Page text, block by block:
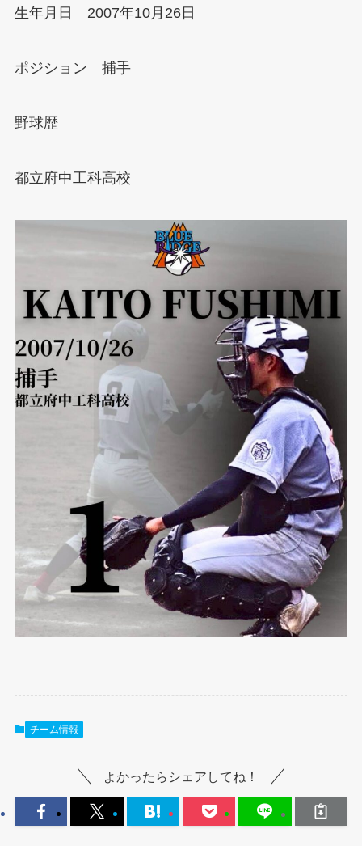
生年月日 2007年10月26日
ポジション 捕手
野球歴
都立府中工科高校
チーム情報
よかったらシェアしてね！